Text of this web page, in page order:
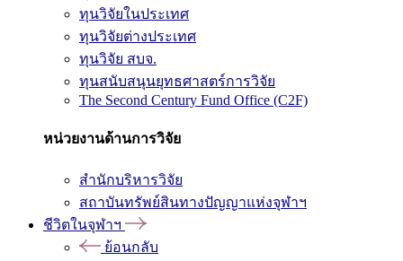
ทุนวิจัยในประเทศ
ทุนวิจัยต่างประเทศ
ทุนวิจัย สบจ.
ทุนสนับสนุนยุทธศาสตร์การวิจัย
The Second Century Fund Office (C2F)
หน่วยงานด้านการวิจัย
สำนักบริหารวิจัย
สถาบันทรัพย์สินทางปัญญาแห่งจุฬาฯ
ชีวิตในจุฬาฯ
ย้อนกลับ